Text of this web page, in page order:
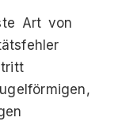
Art von